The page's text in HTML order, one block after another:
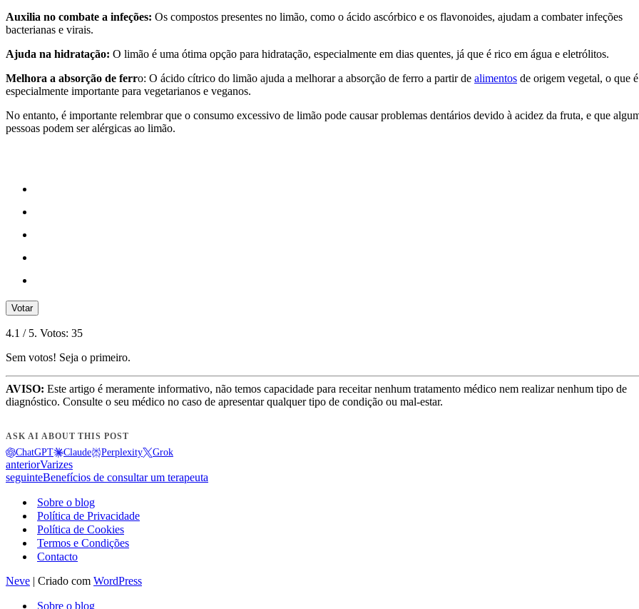
Auxilia no combate a infeções: Os compostos presentes no limão, como o ácido ascórbico e os flavonoides, ajudam a combater infeções
bacterianas e virais.
Ajuda na hidratação: O limão é uma ótima opção para hidratação, especialmente em dias quentes, já que é rico em água e eletrólitos.
Melhora a absorção de ferro: O ácido cítrico do limão ajuda a melhorar a absorção de ferro a partir de alimentos de origem vegetal, o que é
especialmente importante para vegetarianos e veganos.
No entanto, é importante relembrar que o consumo excessivo de limão pode causar problemas dentários devido à acidez da fruta, e que
pessoas podem ser alérgicas ao limão.
Votar
4.1 / 5. Votos: 35
Sem votos! Seja o primeiro.
AVISO: Este artigo é meramente informativo, não temos capacidade para receitar nenhum tratamento médico nem realizar nenhum tipo de
diagnóstico. Consulte o seu médico no caso de apresentar qualquer tipo de condição ou mal-estar.
ASK AI ABOUT THIS POST
ChatGPT Claude Perplexity Grok
anteriorVarizes
seguinteBenefícios de consultar um terapeuta
Sobre o blog
Política de Privacidade
Política de Cookies
Termos e Condições
Contacto
Neve | Criado com WordPress
Sobre o blog